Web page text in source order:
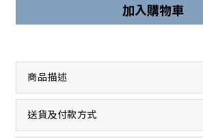
加入購物車
商品描述
送貨及付款方式